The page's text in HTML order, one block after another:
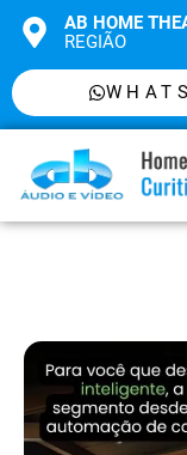
AB HOME
REGIÃO